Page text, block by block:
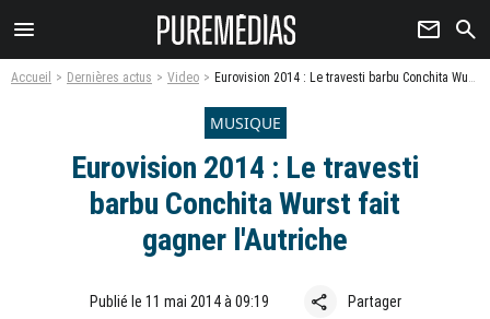
menu newsletter search
Accueil Dernières actus Video Eurovision 2014 : Le travesti barbu Conchita Wurst fait gagner l'Autriche
MUSIQUE
Eurovision 2014 : Le travesti
barbu Conchita Wurst fait
gagner l'Autriche
Publié le 11 mai 2014 à 09:19 share Partager